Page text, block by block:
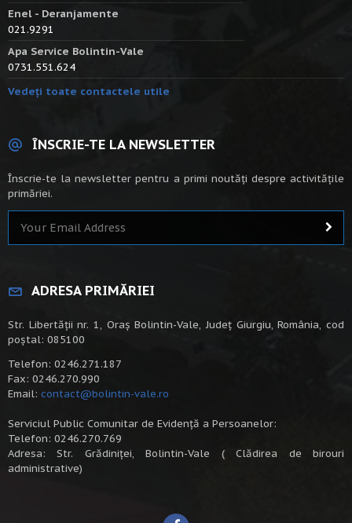
Enel - Deranjamente
021.9291
Apa Service Bolintin-Vale
0731.551.624
Vedeți toate contactele utile
ÎNSCRIE-TE LA NEWSLETTER
Înscrie-te la newsletter pentru a primi noutăți despre activitățile
primăriei.
ADRESA PRIMĂRIEI
Str. Libertății nr. 1, Oraș Bolintin-Vale, Județ Giurgiu, România, cod
poștal: 085100
Telefon: 0246.271.187
Fax: 0246.270.990
Email: contact@bolintin-vale.ro
Serviciul Public Comunitar de Evidență a Persoanelor:
Telefon: 0246.270.769
Adresa: Str. Grădiniței, Bolintin-Vale ( Clădirea de birouri
administrative)